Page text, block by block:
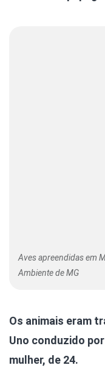
Aves apreendidas em
Ambiente de MG
Os animais eram
Uno conduzido
mulher, de 24.